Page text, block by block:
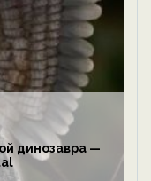
динозавра —